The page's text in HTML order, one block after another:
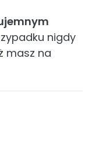
nigdy
masz na